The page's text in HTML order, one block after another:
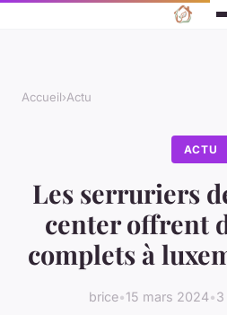
Accueil›Actu
ACTU
Les serruriers
center offrent
complets à
brice•15 mars 2024•